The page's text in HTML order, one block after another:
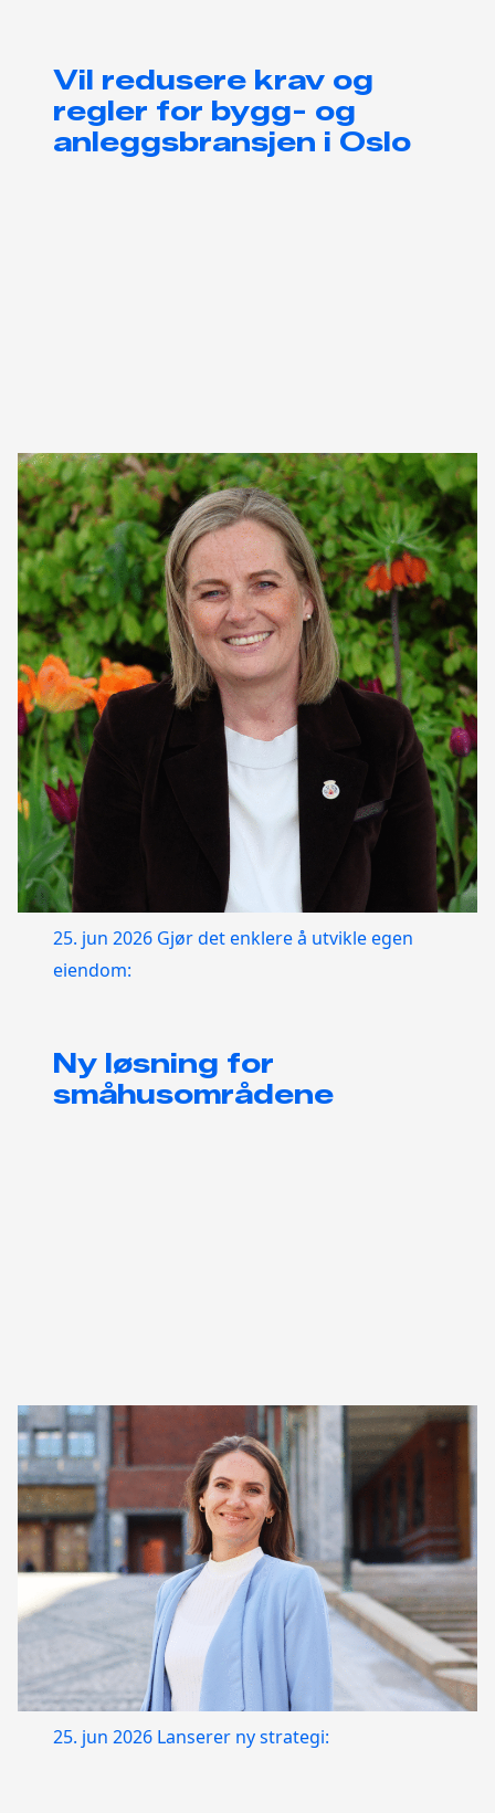
Vil redusere krav og
regler for bygg- og
anleggsbransjen i Oslo
25. jun 2026 Gjør det enklere å utvikle egen
eiendom:
Ny løsning for
småhusområdene
25. jun 2026 Lanserer ny strategi: